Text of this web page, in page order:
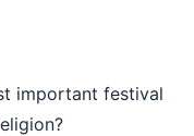
important festival